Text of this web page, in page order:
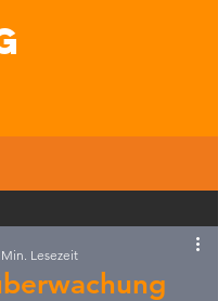
Min. Lesezeit